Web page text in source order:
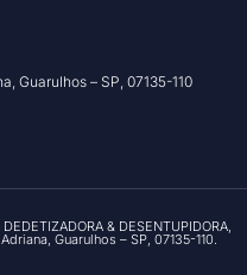
Guarulhos – SP, 07135-110
& DESENTUPIDORA,
Guarulhos – SP, 07135-110.